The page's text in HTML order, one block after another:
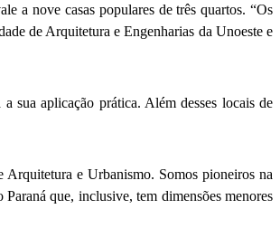
a nove casas populares de três quartos. “Os
de Arquitetura e Engenharias da Unoeste e
sua aplicação prática. Além desses locais de
Arquitetura e Urbanismo. Somos pioneiros na
que, inclusive, tem dimensões menores